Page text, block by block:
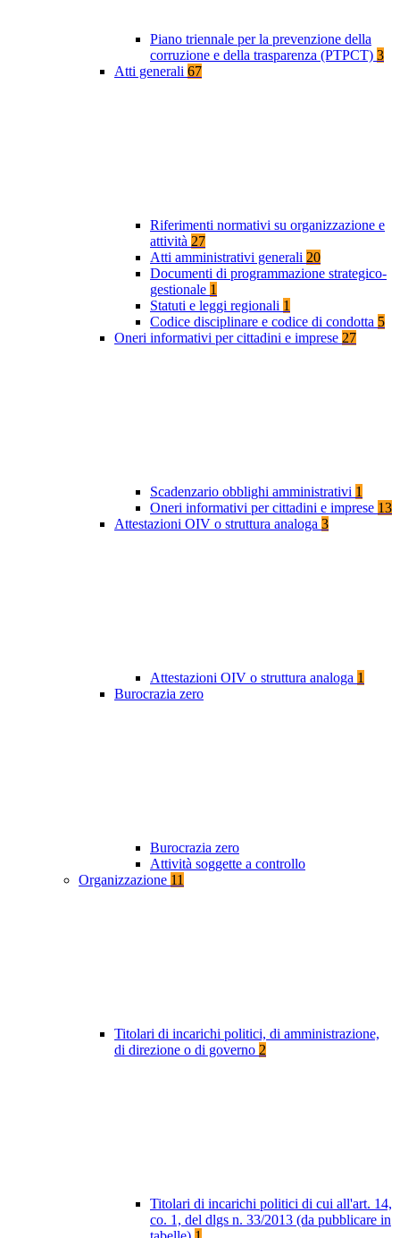
Piano triennale per la prevenzione della
corruzione e della trasparenza (PTPCT) 3
Atti generali 67
Riferimenti normativi su organizzazione e
attività 27
Atti amministrativi generali 20
Documenti di programmazione strategico-
gestionale 1
Statuti e leggi regionali 1
Codice disciplinare e codice di condotta 5
Oneri informativi per cittadini e imprese 27
Scadenzario obblighi amministrativi 1
Oneri informativi per cittadini e imprese 13
Attestazioni OIV o struttura analoga 3
Attestazioni OIV o struttura analoga 1
Burocrazia zero
Burocrazia zero
Attività soggette a controllo
Organizzazione 11
Titolari di incarichi politici, di amministrazione,
di direzione o di governo 2
Titolari di incarichi politici di cui all'art. 14,
co. 1, del dlgs n. 33/2013 (da pubblicare in